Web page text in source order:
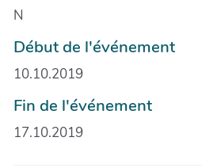
N
Début de l'événement
10.10.2019
Fin de l'événement
17.10.2019